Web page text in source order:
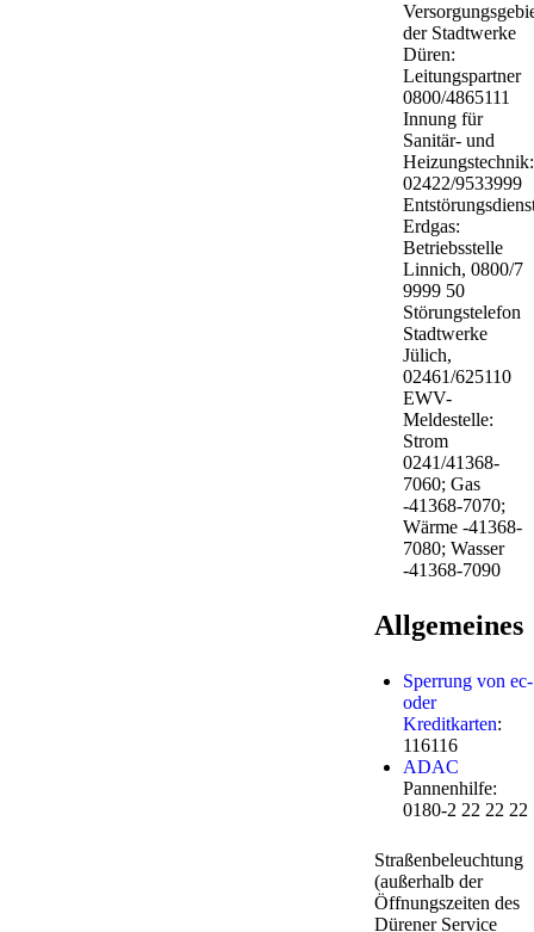
der Stadtwerke
Düren:
Leitungspartner
0800/4865111
Innung für
Sanitär- und
Heizungstechnik:
02422/9533999
Erdgas:
Betriebsstelle
Linnich, 0800/7
9999 50
Störungstelefon
Stadtwerke
Jülich,
02461/625110
EWV-
Meldestelle:
Strom
0241/41368-
7060; Gas
-41368-7070;
Wärme -41368-
7080; Wasser
-41368-7090
Allgemeines
Sperrung von ec-
oder
Kreditkarten:
116116
ADAC
Pannenhilfe:
0180-2 22 22 22
Straßenbeleuchtung
(außerhalb der
Öffnungszeiten des
Dürener Service